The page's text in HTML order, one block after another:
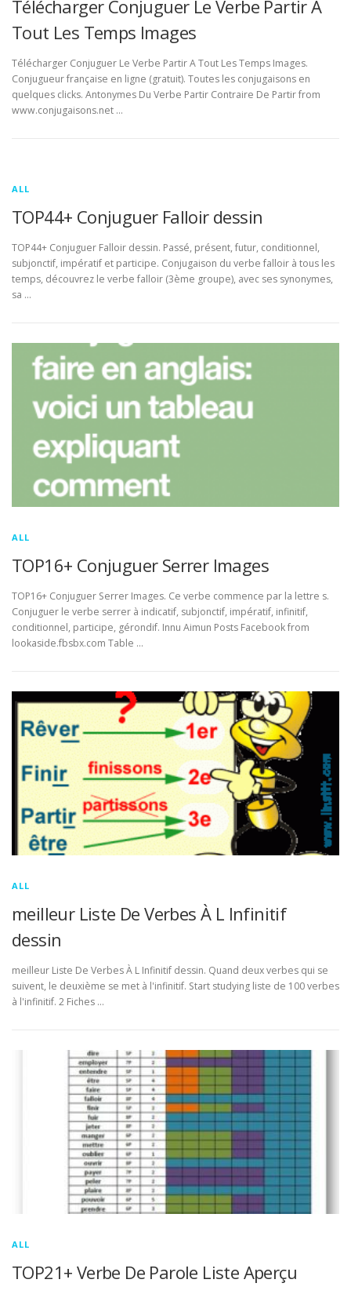
Télécharger Conjuguer Le Verbe Partir A
Tout Les Temps Images
Télécharger Conjuguer Le Verbe Partir A Tout Les Temps Images.
Conjugueur française en ligne (gratuit). Toutes les conjugaisons en
quelques clicks. Antonymes Du Verbe Partir Contraire De Partir from
www.conjugaisons.net …
ALL
TOP44+ Conjuguer Falloir dessin
TOP44+ Conjuguer Falloir dessin. Passé, présent, futur, conditionnel,
subjonctif, impératif et participe. Conjugaison du verbe falloir à tous les
temps, découvrez le verbe falloir (3ème groupe), avec ses synonymes,
sa …
ALL
TOP16+ Conjuguer Serrer Images
TOP16+ Conjuguer Serrer Images. Ce verbe commence par la lettre s.
Conjuguer le verbe serrer à indicatif, subjonctif, impératif, infinitif,
conditionnel, participe, gérondif. Innu Aimun Posts Facebook from
lookaside.fbsbx.com Table …
ALL
meilleur Liste De Verbes À L Infinitif
dessin
meilleur Liste De Verbes À L Infinitif dessin. Quand deux verbes qui se
suivent, le deuxième se met à l'infinitif. Start studying liste de 100 verbes
à l'infinitif. 2 Fiches …
ALL
TOP21+ Verbe De Parole Liste Aperçu